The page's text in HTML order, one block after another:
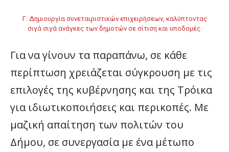
Γ. Δημιουργία συνεταιριστικών επιχειρήσεων, καλύπτοντας
σιγά σιγά ανάγκες των δημοτών σε σίτιση και υποδομές.
Για να γίνουν τα παραπάνω, σε κάθε
περίπτωση χρειάζεται σύγκρουση με τις
επιλογές της κυβέρνησης και της Τρόικα
για ιδιωτικοποιήσεις και περικοπές. Με
μαζική απαίτηση των πολιτών του
Δήμου, σε συνεργασία με ένα μέτωπο